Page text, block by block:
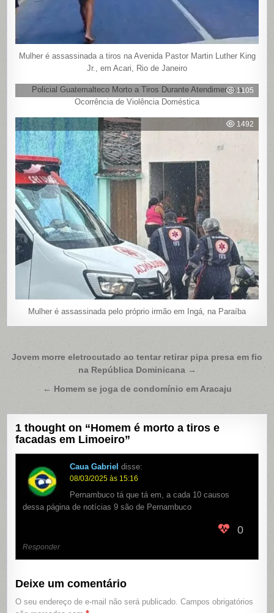
Mulher é assassinada a tiros na Avenida Pastor Martin Luther King
Jr., em Acari, Rio de Janeiro
1105
Policial Guatemalteco Morto a Tiros Durante Atendimento a
Ocorrência de Violência Doméstica
1492
Mulher é assassinada pelo próprio irmão em Ingá, na Paraíba
Navegação
Jovem morre eletrocutado ao tentar retirar pipa presa em fio
na República Dominicana →
← Homem se joga de condomínio em Aracaju
1 thought on “Homem é morto a tiros e
facadas em Limoeiro”
Caua Gabriel disse:
08/03/2025 às 15:16
Pernambuco tá que tá em, a cada 10 causos
dessa página de notícias 9 são de Pernambuco
0
Responder
Deixe um comentário
O seu endereço de e-mail não será publicado. Campos obrigatórios